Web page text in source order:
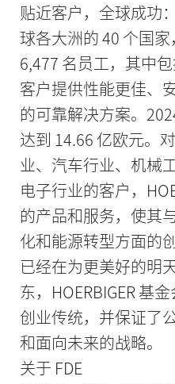
贴近客户，全球成功
球各大洲的 40 个国
6,477 名员工，其中
客户提供性能更佳、
的可靠解决方案。
达到 14.66 亿欧元。
业、汽车行业、机械
电子行业的客户，
的产品和服务，使其
化和能源转型方面的
已经在为更美好的明
东，HOERBIGER 基
创业传统，并保证了
和面向未来的战略。
关于 FDE